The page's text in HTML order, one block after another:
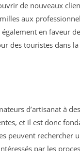
de nouveaux
aux
en faveur
des touristes dans
d’artisanat à
et il est donc
peuvent rechercher
par les